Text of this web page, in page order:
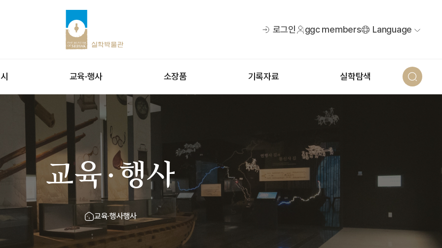
로그인 ggc members Language
교육·행사 소장품 기록자료 실학탐색
교육·행사
교육·행사행사